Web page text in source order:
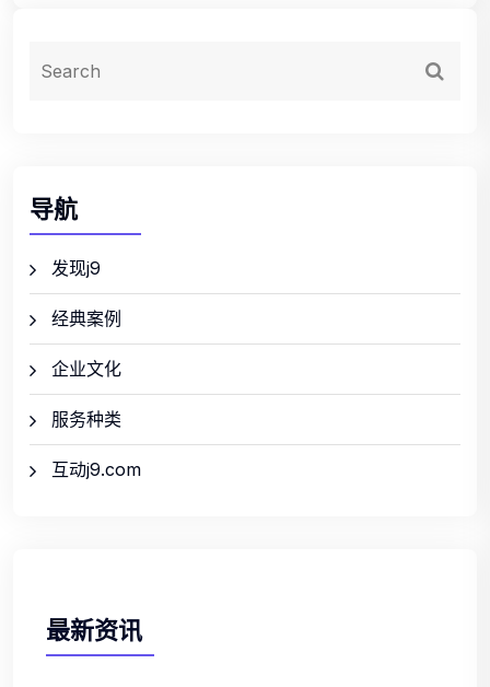
导航
发现j9
经典案例
企业文化
服务种类
互动j9.com
最新资讯